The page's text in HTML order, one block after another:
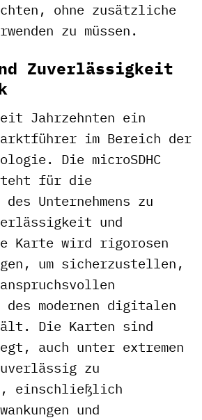
ohne zusätzliche
zu müssen.
Zuverlässigkeit
Jahrzehnten ein
im Bereich der
Die microSDHC
für die
Unternehmens zu
und
Karte wird rigorosen
um sicherzustellen,
des modernen digitalen
Die Karten sind
auch unter extremen
zu
einschließlich
und